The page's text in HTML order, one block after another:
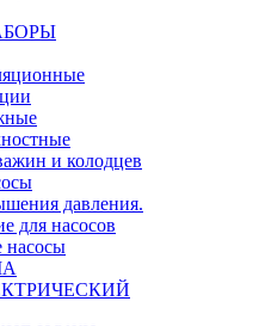
и колодцев
давления.
для насосов
насосы